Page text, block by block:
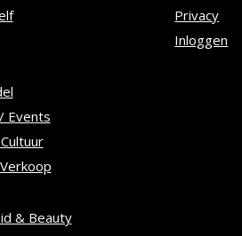
Events
& Beauty
Privacy
Inloggen